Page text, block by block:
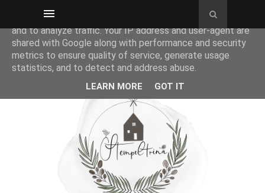
This site uses cookies from Google to deliver its services
and to analyze traffic. Your IP address and user-agent are
shared with Google along with performance and security
metrics to ensure quality of service, generate usage
statistics, and to detect and address abuse.
LEARN MORE GOT IT